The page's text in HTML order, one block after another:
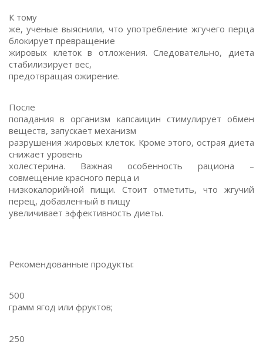
К тому
же, ученые выяснили, что употребление жгучего перца
блокирует превращение
жировых клеток в отложения. Следовательно, диета
стабилизирует вес,
предотвращая ожирение.
После
попадания в организм капсаицин стимулирует обмен
веществ, запускает механизм
разрушения жировых клеток. Кроме этого, острая диета
снижает уровень
холестерина. Важная особенность рациона –
совмещение красного перца и
низкокалорийной пищи. Стоит отметить, что жгучий
перец, добавленный в пищу
увеличивает эффективность диеты.
Рекомендованные продукты:
500
грамм ягод или фруктов;
250